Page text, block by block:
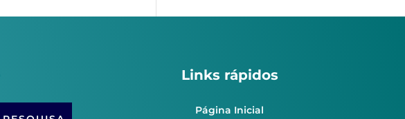
Links rápidos
Página Inicial